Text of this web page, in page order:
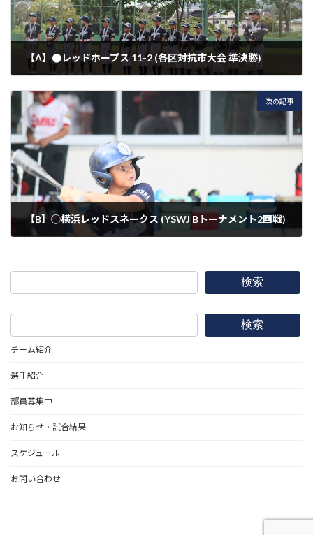
【A】●レッドホープス 11-2 (各区対抗市大会 準決勝)
次の記事
【B】◯横浜レッドスネークス (YSWJ Bトーナメント2回戦)
検索
検索
チーム紹介
選手紹介
部員募集中
お知らせ・試合結果
スケジュール
お問い合わせ